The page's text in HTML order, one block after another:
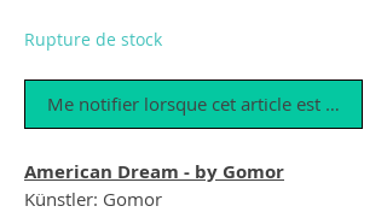
Rupture de stock
Me notifier lorsque cet article est
American Dream - by Gomor
Künstler: Gomor